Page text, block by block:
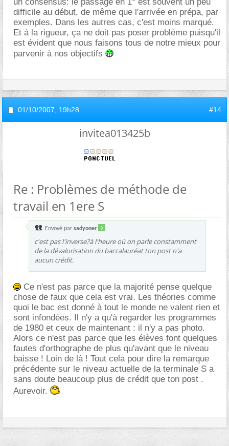
un consensus: le passage en 1° est souvent un peu
difficile au début, de même que l'arrivée en prépa, par
exemples. Dans les autres cas, c'est moins marqué.
Et à la rigueur, ça ne doit pas poser problème puisqu'il
est évident que nous faisons tous de notre mieux pour
parvenir à nos objectifs
01/10/2007, 19h28 #14
invitea013425b
Re : Problèmes de méthode de
travail en 1ere S
Envoyé par sadyoner
c'est pas l'inverse?à l'heure où on parle constamment
de la dévalorisation du baccalauréat ton post n'a
aucun crédit.
Ce n'est pas parce que la majorité pense quelque
chose de faux que cela est vrai. Les théories comme
quoi le bac est donné à tout le monde ne valent rien et
sont infondées. Il n'y a qu'à regarder les programmes
de 1980 et ceux de maintenant : il n'y a pas photo.
Alors ce n'est pas parce que les élèves font quelques
fautes d'orthographe de plus qu'avant que le niveau
baisse ! Loin de là ! Tout cela pour dire la remarque
précédente sur le niveau actuelle de la terminale S a
sans doute beaucoup plus de crédit que ton post .
Aurevoir.